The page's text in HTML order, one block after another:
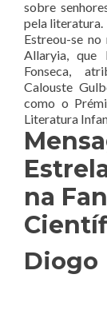
sobre
pela literatura.
Estreou-se
Allaryia, que
Fonseca,
Calouste
como o
Literatura
na
Diogo